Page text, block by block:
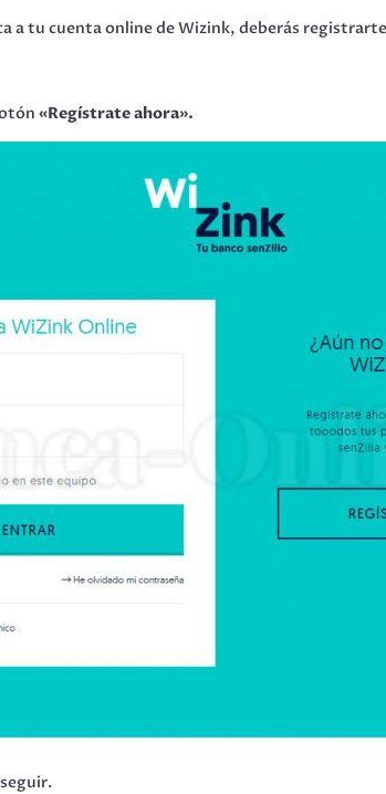
a tu cuenta online de Wizink, deberás
«Regístrate ahora».